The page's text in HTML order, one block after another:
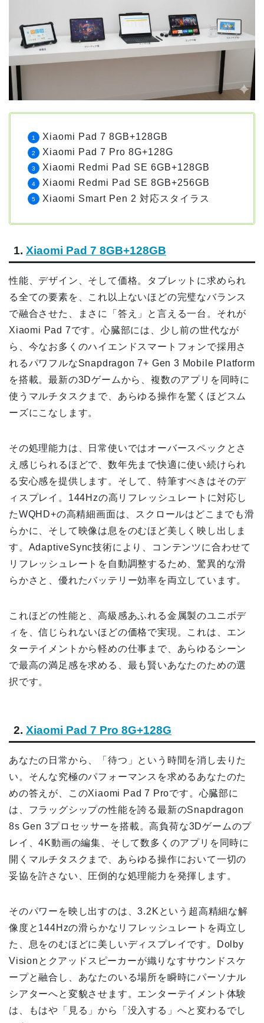
Xiaomi Pad 7 8GB+128GB
Xiaomi Pad 7 Pro 8G+128G
Xiaomi Redmi Pad SE 6GB+128GB
Xiaomi Redmi Pad SE 8GB+256GB
Xiaomi Smart Pen 2 対応スタイラス
1. Xiaomi Pad 7 8GB+128GB
性能、デザイン、そして価格。タブレットに求められ
る全ての要素を、これ以上ないほどの完璧なバランス
で融合させた、まさに「答え」と言える一台。それが
Xiaomi Pad 7です。心臓部には、少し前の世代なが
ら、今なお多くのハイエンドスマートフォンで採用さ
れるパワフルなSnapdragon 7+ Gen 3 Mobile Platform
を搭載。最新の3Dゲームから、複数のアプリを同時に
使うマルチタスクまで、あらゆる操作を驚くほどスム
ーズにこなします。
その処理能力は、日常使いではオーバースペックとさ
え感じられるほどで、数年先まで快適に使い続けられ
る安心感を提供します。そして、特筆すべきはそのデ
ィスプレイ。144Hzの高リフレッシュレートに対応し
たWQHD+の高精細画面は、スクロールはどこまでも滑
らかに、そして映像は息をのむほど美しく映し出しま
す。AdaptiveSync技術により、コンテンツに合わせて
リフレッシュレートを自動調整するため、驚異的な滑
らかさと、優れたバッテリー効率を両立しています。
これほどの性能と、高級感あふれる金属製のユニボデ
ィを、信じられないほどの価格で実現。これは、エン
ターテイメントから軽めの仕事まで、あらゆるシーン
で最高の満足感を求める、最も賢いあなたのための選
択です。
2. Xiaomi Pad 7 Pro 8G+128G
あなたの日常から、「待つ」という時間を消し去りた
い。そんな究極のパフォーマンスを求めるあなたのた
めの答えが、このXiaomi Pad 7 Proです。心臓部に
は、フラッグシップの性能を誇る最新のSnapdragon
8s Gen 3プロセッサーを搭載。高負荷な3Dゲームのプ
レイ、4K動画の編集、そして数多くのアプリを同時に
開くマルチタスクまで、あらゆる操作において一切の
妥協を許さない、圧倒的な処理能力を発揮します。
そのパワーを映し出すのは、3.2Kという超高精細な解
像度と144Hzの滑らかなリフレッシュレートを両立し
た、息をのむほどに美しいディスプレイです。Dolby
Visionとクアッドスピーカーが織りなすサウンドスケ
ープと融合し、あなたのいる場所を瞬時にパーソナル
シアターへと変貌させます。エンターテイメント体験
は、もはや「見る」から「没入する」へと変わるでし